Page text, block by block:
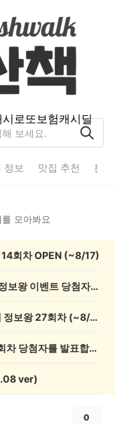
시로또보험캐시딜
정보 맛집 추천 분
모아봐요
회차 OPEN (~8/17)
💰[당첨자 발표] 26회차 우리 동네 정보왕 이벤트 당첨자를 발표합니다!
💸 전원 2,000캐시 지급! 우리 동네 정보왕 27회차 (~8/10)
💰[당첨자 발표] 우리 동네 썰전 12회차 당첨자를 발표합니다!
ver)
0